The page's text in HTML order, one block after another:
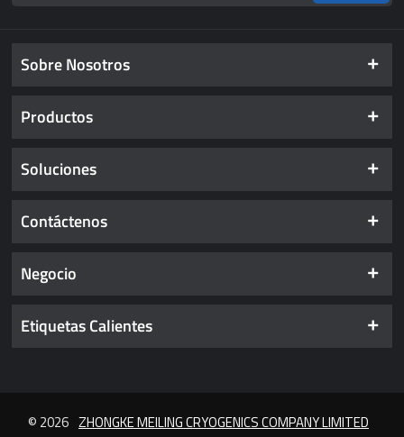
Sobre Nosotros
Productos
Soluciones
Contáctenos
Negocio
Etiquetas Calientes
© 2026 ZHONGKE MEILING CRYOGENICS COMPANY LIMITED